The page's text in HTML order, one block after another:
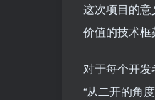
这次项目的
价值的技术框
对于每个开发
“从二开的角